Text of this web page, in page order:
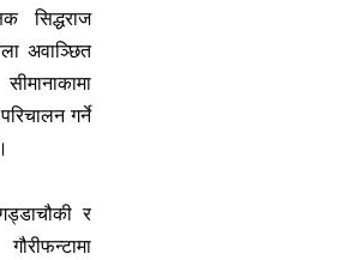
सिद्धराज
अवाञ्छित
गर्ने
र